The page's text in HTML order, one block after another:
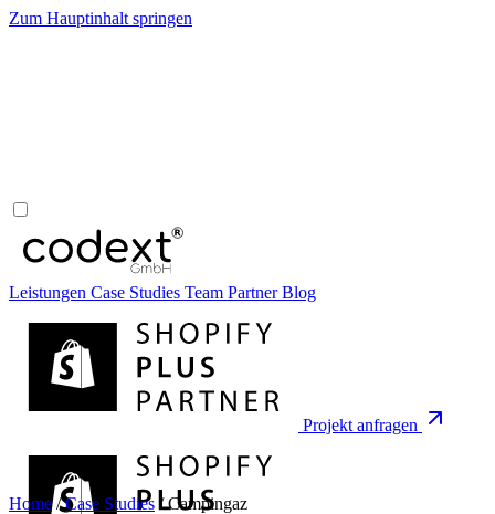
Zum Hauptinhalt springen
Leistungen Case Studies Team PartnerBlog
Projekt anfragen
Home / Case Studies / Campingaz